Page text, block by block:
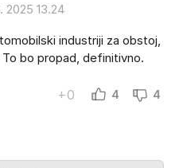
2025 13.24
industriji za obstoj,
bo propad, definitivno.
+0 4 4